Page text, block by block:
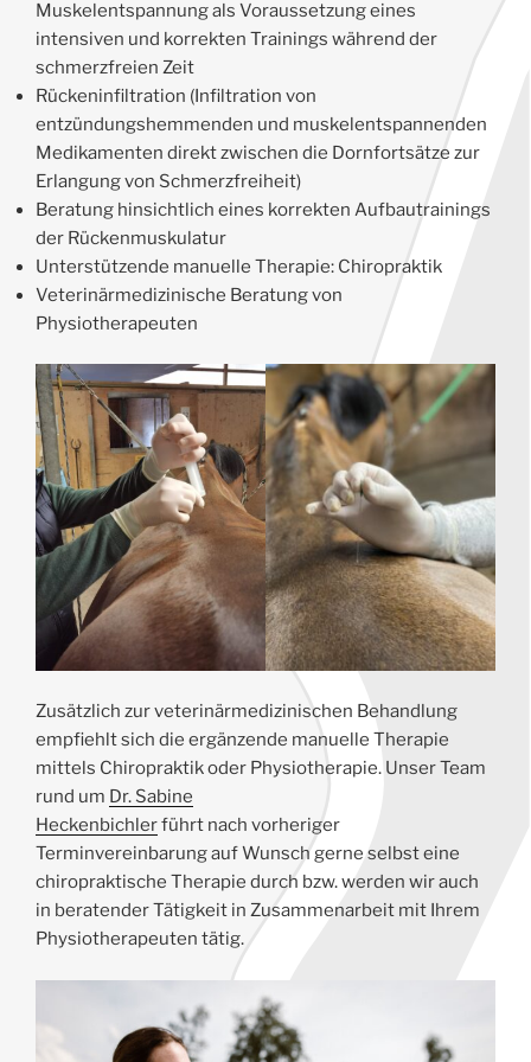
Muskelentspannung als Voraussetzung eines
intensiven und korrekten Trainings während der
schmerzfreien Zeit
Rückeninfiltration (Infiltration von
entzündungshemmenden und muskelentspannenden
Medikamenten direkt zwischen die Dornfortsätze zur
Erlangung von Schmerzfreiheit)
Beratung hinsichtlich eines korrekten Aufbautrainings
der Rückenmuskulatur
Unterstützende manuelle Therapie: Chiropraktik
Veterinärmedizinische Beratung von
Physiotherapeuten
Zusätzlich zur veterinärmedizinischen Behandlung
empfiehlt sich die ergänzende manuelle Therapie
mittels Chiropraktik oder Physiotherapie. Unser Team
rund um Dr. Sabine
Heckenbichlerführt nach vorheriger
Terminvereinbarung auf Wunsch gerne selbst eine
chiropraktische Therapie durch bzw. werden wir auch
in beratender Tätigkeit in Zusammenarbeit mit Ihrem
Physiotherapeuten tätig.